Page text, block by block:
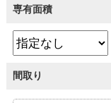
専有面積
間取り